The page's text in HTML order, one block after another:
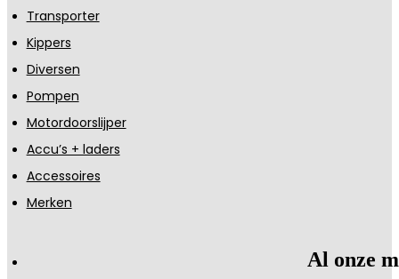
Transporter
Kippers
Diversen
Pompen
Motordoorslijper
Accu’s + laders
Accessoires
Merken
Al onze